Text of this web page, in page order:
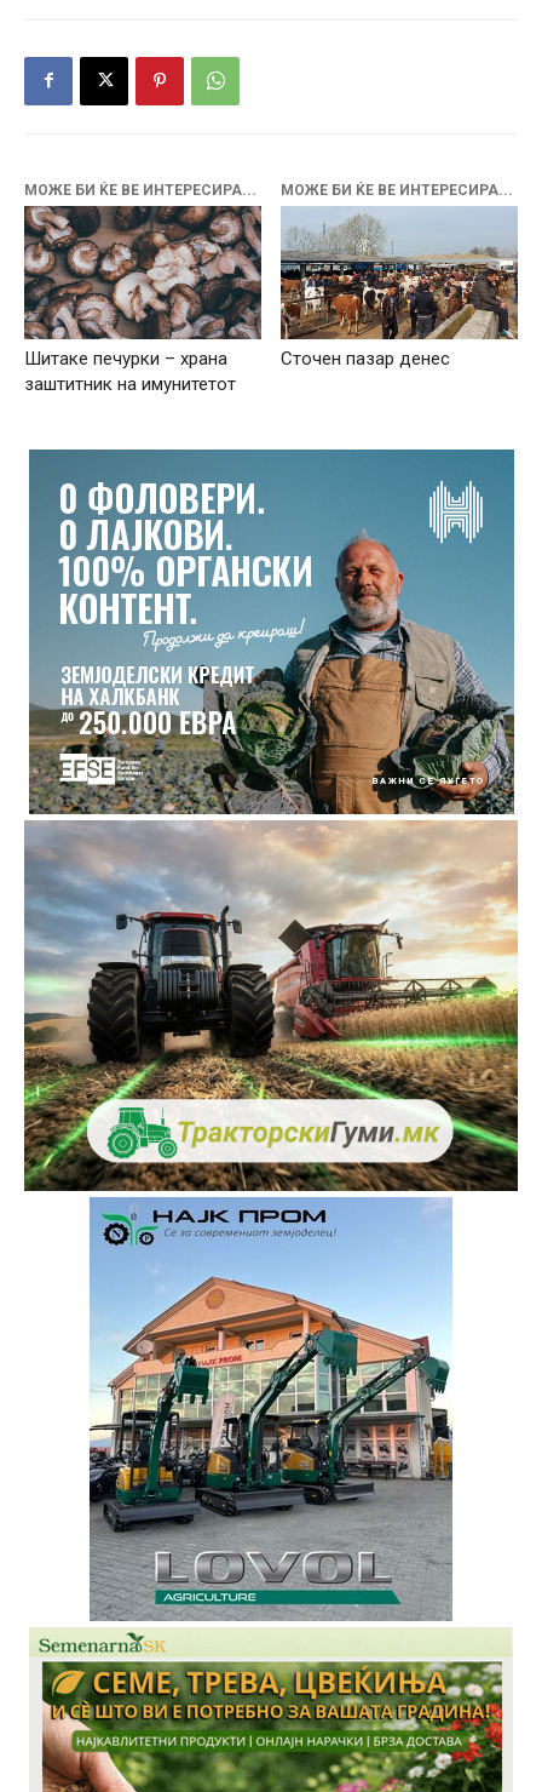
МОЖЕ БИ ЌЕ ВЕ ИНТЕРЕСИРА...
Шитаке печурки – храна
заштитник на имунитетот
МОЖЕ БИ ЌЕ ВЕ ИНТЕРЕСИРА...
Сточен пазар денес